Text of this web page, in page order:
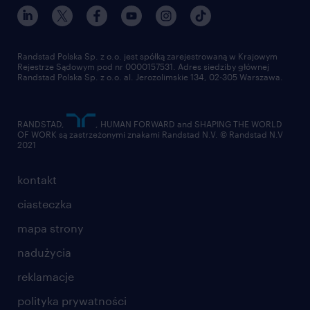
dla mediów
dla dostawców
nasz świat
pracuj w randstad
złóż CV
kontakt
ciasteczka
mapa strony
nadużycia
reklamacje
polityka prywatności
Randstad Polska Sp. z o.o. jest spółką zarejestrowaną w Krajowym
Rejestrze Sądowym pod nr 0000157531. Adres siedziby głównej
Randstad Polska Sp. z o.o. al. Jerozolimskie 134, 02-305 Warszawa.
RANDSTAD,
, HUMAN FORWARD and SHAPING THE WORLD
OF WORK są zastrzeżonymi znakami Randstad N.V. © Randstad N.V
2021